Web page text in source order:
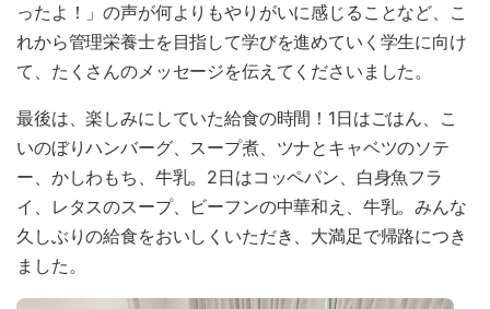
ったよ！」の声が何よりもやりがいに感じることなど、こ
れから管理栄養士を目指して学びを進めていく学生に向け
て、たくさんのメッセージを伝えてくださいました。
最後は、楽しみにしていた給食の時間！1日はごはん、こ
いのぼりハンバーグ、スープ煮、ツナとキャベツのソテ
ー、かしわもち、牛乳。2日はコッペパン、白身魚フラ
イ、レタスのスープ、ビーフンの中華和え、牛乳。みんな
久しぶりの給食をおいしくいただき、大満足で帰路につき
ました。